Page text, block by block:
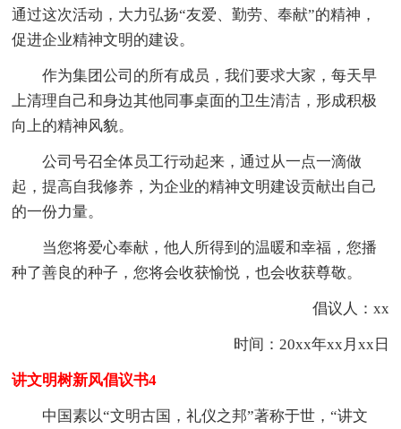
通过这次活动，大力弘扬“友爱、勤劳、奉献”的精神，
促进企业精神文明的建设。
作为集团公司的所有成员，我们要求大家，每天早
上清理自己和身边其他同事桌面的卫生清洁，形成积极
向上的精神风貌。
公司号召全体员工行动起来，通过从一点一滴做
起，提高自我修养，为企业的精神文明建设贡献出自己
的一份力量。
当您将爱心奉献，他人所得到的温暖和幸福，您播
种了善良的种子，您将会收获愉悦，也会收获尊敬。
倡议人：xx
时间：20xx年xx月xx日
讲文明树新风倡议书4
中国素以“文明古国，礼仪之邦”著称于世，“讲文